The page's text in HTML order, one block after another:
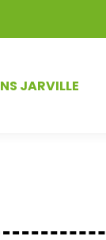
JARVILLE